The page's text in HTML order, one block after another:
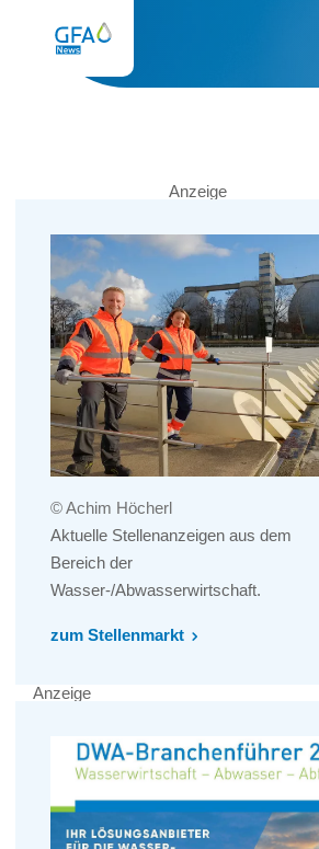
Anzeige
© Achim Höcherl
Aktuelle Stellenanzeigen aus dem
Bereich der
Wasser-/Abwasserwirtschaft.
zum Stellenmarkt
Anzeige